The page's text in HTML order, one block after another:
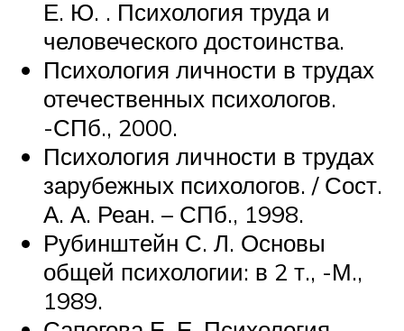
Е. Ю. . Психология труда и
человеческого достоинства.
Психология личности в трудах
отечественных психологов.
-СПб., 2000.
Психология личности в трудах
зарубежных психологов. / Сост.
А. А. Реан. – СПб., 1998.
Рубинштейн С. Л. Основы
общей психологии: в 2 т., -М.,
1989.